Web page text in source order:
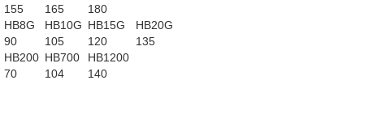
155 165
180
HB8G HB10G HB15G
HB20G
90 105 120
135
HB200 HB700
HB1200
70 104
140